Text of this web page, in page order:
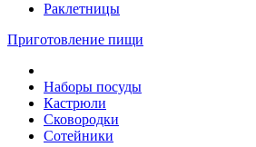
Раклетницы
Приготовление пищи
Наборы посуды
Кастрюли
Сковородки
Сотейники